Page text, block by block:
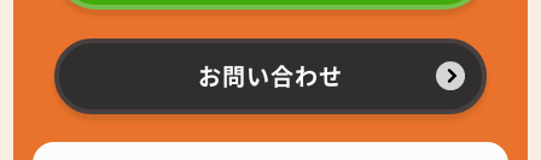
お問い合わせ